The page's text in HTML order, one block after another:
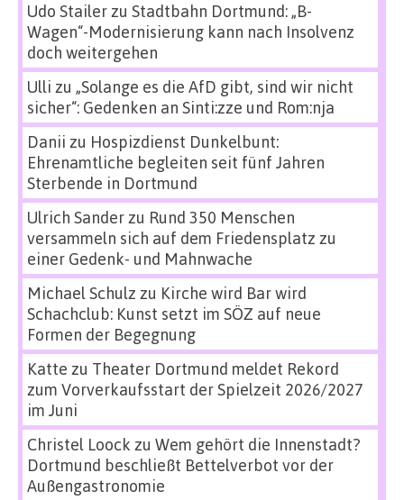
Udo Stailerzu Stadtbahn Dortmund: „B-
Wagen“-Modernisierung kann nach Insolvenz
doch weitergehen
Ulli zu „Solange es die AfD gibt, sind wir nicht
sicher“: Gedenken an Sinti:zze und Rom:nja
Danii zu Hospizdienst Dunkelbunt:
Ehrenamtliche begleiten seit fünf Jahren
Sterbende in Dortmund
Ulrich Sanderzu Rund 350 Menschen
versammeln sich auf dem Friedensplatz zu
einer Gedenk- und Mahnwache
Michael Schulz zu Kirche wird Bar wird
Schachclub: Kunst setzt im SÖZ auf neue
Formen der Begegnung
Katte zu Theater Dortmund meldet Rekord
zum Vorverkaufsstart der Spielzeit 2026/2027
im Juni
Christel Loock zu Wem gehört die Innenstadt?
Dortmund beschließt Bettelverbot vor der
Außengastronomie